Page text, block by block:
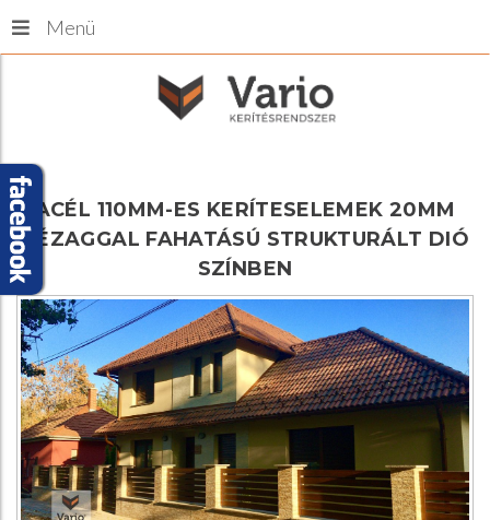
Menü
ACÉL 110MM-ES KERÍTESELEMEK 20MM
HÉZAGGAL FAHATÁSÚ STRUKTURÁLT DIÓ
SZÍNBEN